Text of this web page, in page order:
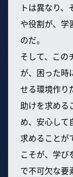
トは異なり
や役割が、学
のだ。
そして、この
が、困った時
せる環境作り
助けを求める
め、安心して
求めることが
こそが、学び
で不可欠な要